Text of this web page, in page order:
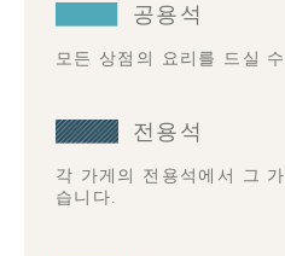
공용석
모든 상점의 요리를 드실
전용석
각 가게의 전용석에서 그
습니다.